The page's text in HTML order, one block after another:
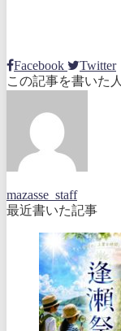
Facebook
Twitter
この記事を書いた人
mazasse_staff
最近書いた記事